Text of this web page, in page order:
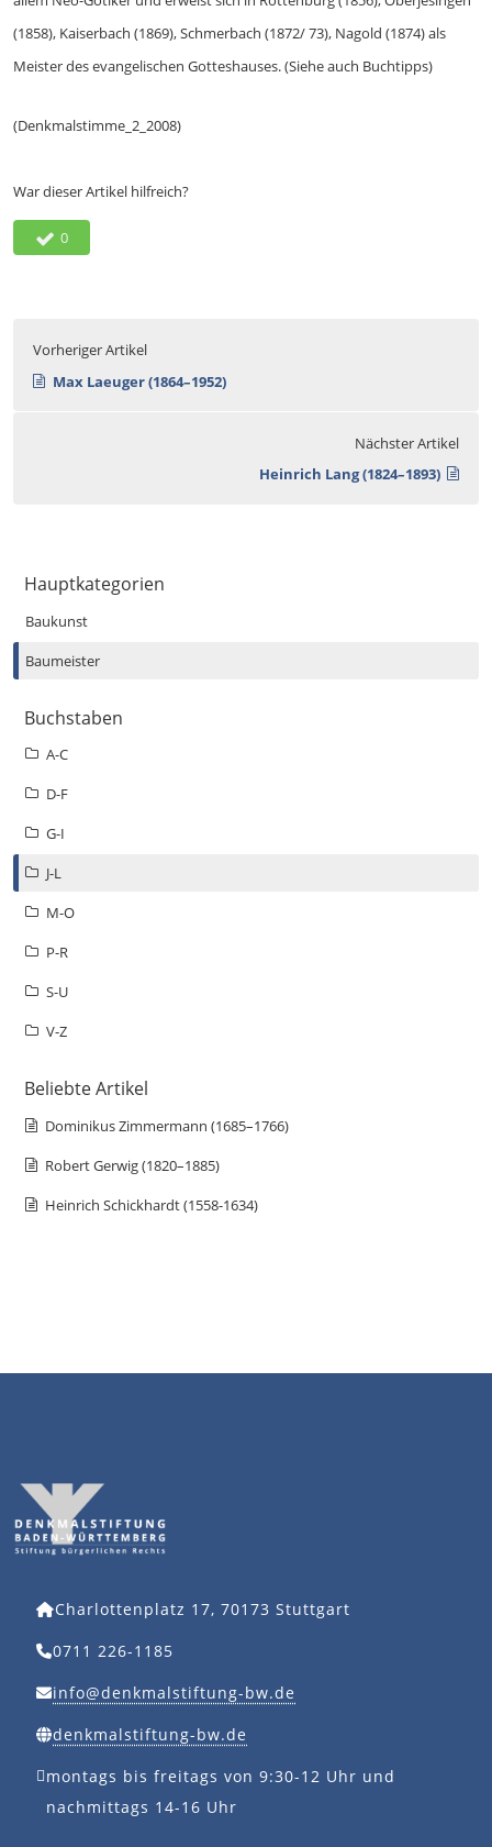
(1858), Kaiserbach (1869), Schmerbach (1872/ 73), Nagold (1874) als
Meister des evangelischen Gotteshauses. (Siehe auch Buchtipps)
(Denkmalstimme_2_2008)
War dieser Artikel hilfreich?
0
Vorheriger Artikel
Max Laeuger (1864–1952)
Nächster Artikel
Heinrich Lang (1824–1893)
Hauptkategorien
Baukunst
Baumeister
Buchstaben
A-C
D-F
G-I
J-L
M-O
P-R
S-U
V-Z
Beliebte Artikel
Dominikus Zimmermann (1685–1766)
Robert Gerwig (1820–1885)
Heinrich Schickhardt (1558-1634)
Charlottenplatz 17, 70173 Stuttgart
0711 226-1185
info@denkmalstiftung-bw.de
denkmalstiftung-bw.de
montags bis freitags von 9:30-12 Uhr und
nachmittags 14-16 Uhr